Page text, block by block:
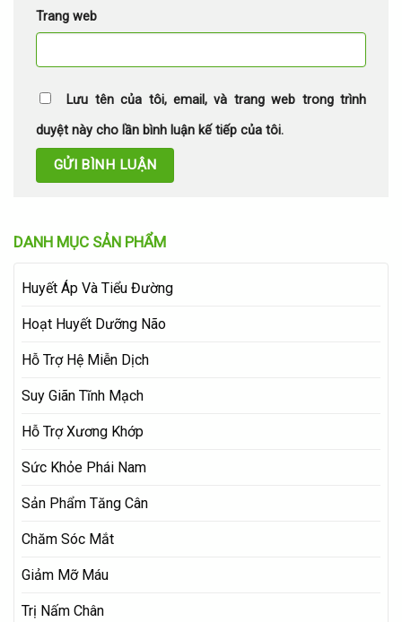
DANH MỤC SẢN PHẨM
Huyết Áp Và Tiểu Đường
Hoạt Huyết Dưỡng Não
Hỗ Trợ Hệ Miễn Dịch
Suy Giãn Tĩnh Mạch
Hỗ Trợ Xương Khớp
Sức Khỏe Phái Nam
Sản Phẩm Tăng Cân
Chăm Sóc Mắt
Giảm Mỡ Máu
Trị Nấm Chân
Trang web
Lưu tên của tôi, email, và trang web trong trình
duyệt này cho lần bình luận kế tiếp của tôi.